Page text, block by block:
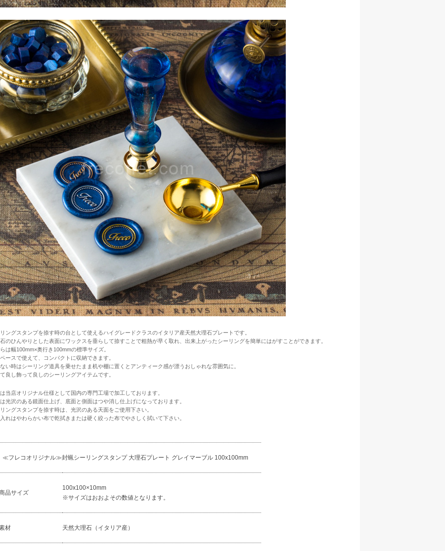
ングスタンプを捺す時の台として使えるハイグレードクラスのイタリア産天然大理石プレートです。
のひんやりとした表面にワックスを垂らして捺すことで粗熱が早く取れ、出来上がったシーリングを簡単にはがすことができます。
は幅100mm×奥行き100mmの標準サイズ。
ースで使えて、コンパクトに収納できます。
い時はシーリング道具を乗せたまま机や棚に置くとアンティーク感が漂うおしゃれな雰囲気に。
良し飾って良しのシーリングアイテムです。
当店オリジナル仕様として国内の専門工場で加工しております。
光沢のある鏡面仕上げ、底面と側面はつや消し仕上げになっております。
ングスタンプを捺す時は、光沢のある天面をご使用下さい。
れはやわらかい布で乾拭きまたは硬く絞った布でやさしく拭いて下さい。
≪フレコオリジナル≫封蝋シーリングスタンプ 大理石プレート グレイマーブル 100x100mm
品サイズ
100x100×10mm
※サイズはおおよその数値となります。
材 天然大理石（イタリア産）